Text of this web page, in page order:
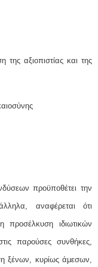
της αξιοπιστίας και της
προϋποθέτει την
αναφέρεται ότι
προσέλκυση ιδιωτικών
παρούσες συνθήκες,
ξένων, κυρίως άμεσων,